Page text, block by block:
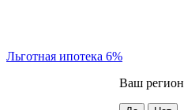
Льготная ипотека 6%
Ваш регион